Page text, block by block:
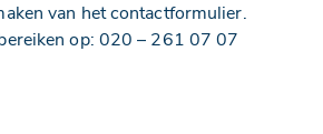
van het contactformulier.
op: 020 – 261 07 07